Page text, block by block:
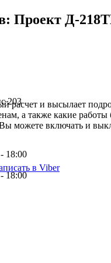
203
18:00
18:00
Проект Д-
расчет и высылает
а также какие
можете включать и